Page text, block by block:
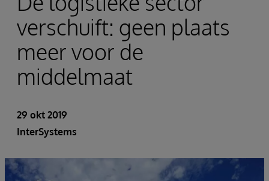
verschuift: geen plaats
meer voor de
middelmaat
29 okt 2019
InterSystems